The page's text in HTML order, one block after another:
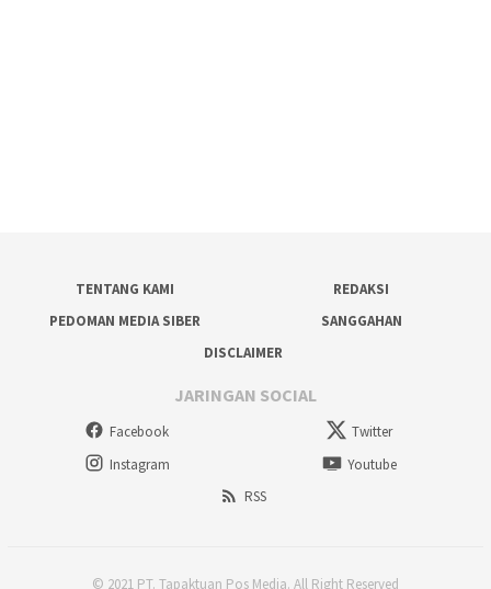
TENTANG KAMI
REDAKSI
PEDOMAN MEDIA SIBER
SANGGAHAN
DISCLAIMER
JARINGAN SOCIAL
Facebook
Twitter
Instagram
Youtube
RSS
© 2021 PT. Tapaktuan Pos Media. All Right Reserved